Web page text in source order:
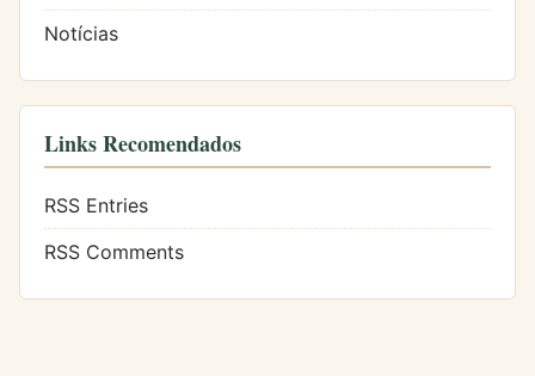
Notícias
Links Recomendados
RSS Entries
RSS Comments